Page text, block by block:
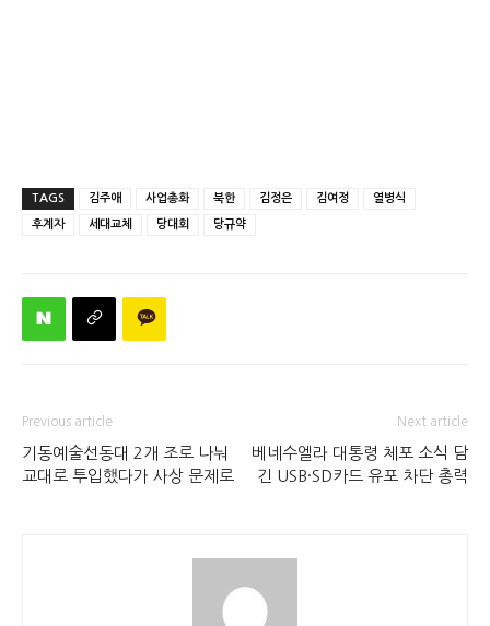
TAGS 김주애 사업총화 북한 김정은 김여정 열병식
후계자 세대교체 당대회 당규약
Previous article
기동예술선동대 2개 조로 나눠
교대로 투입했다가 사상 문제로
Next article
베네수엘라 대통령 체포 소식 담
긴 USB·SD카드 유포 차단 총력